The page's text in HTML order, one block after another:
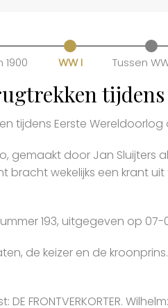
1900 WW I Tussen
tijdens Eerste
gemaakt door Jan Sluijters
bracht wekelijks een krant
193, uitgegeven op 07-
de keizer en de
DE FRONTVERKORTER.